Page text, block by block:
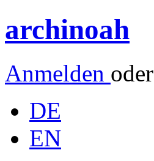
archinoah
Anmelden oder
DE
EN